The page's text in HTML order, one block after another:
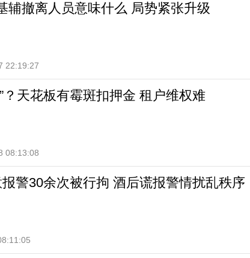
辅撤离人员意味什么 局势紧张升级
22:19:27
？天花板有霉斑扣押金 租户维权难
08:13:08
警30余次被行拘 酒后谎报警情扰乱秩序